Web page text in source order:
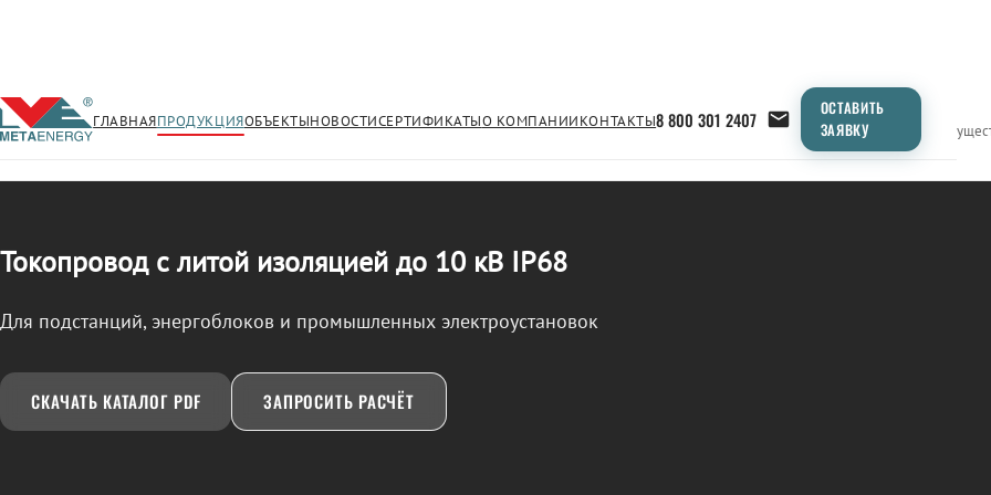
ГЛАВНАЯПРОДУКЦИЯОБЪЕКТЫНОВОСТИСЕРТИФИКАТЫО КОМПАНИИКОНТАКТЫ8 800 301 2407
ОСТАВИТЬ
ЗАЯВКУ
← Продукция/ТОКОПРОВОД Применение Продукция ТипоразмерыСравнение
Токопровод с литой изоляцией до 10 кВ IP68
Для подстанций, энергоблоков и промышленных электроустановок
СКАЧАТЬ КАТАЛОГ PDF ЗАПРОСИТЬ РАСЧЁТ